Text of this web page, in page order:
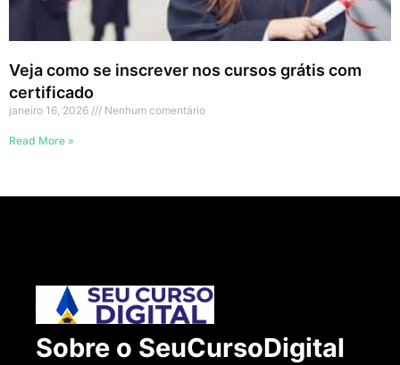
Veja como se inscrever nos cursos grátis com
certificado
janeiro 16, 2026 Nenhum comentário
Read More »
Sobre o SeuCursoDigital